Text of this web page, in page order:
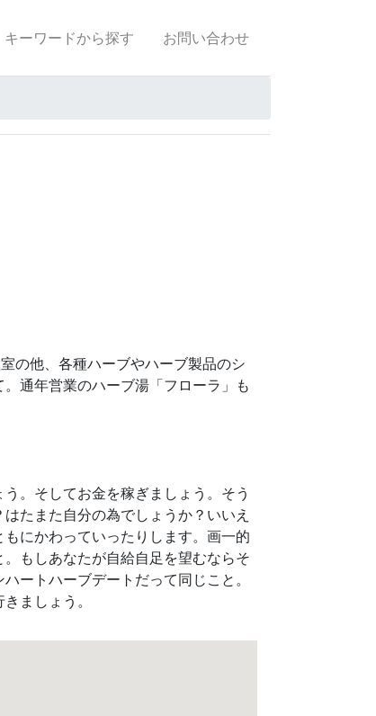
キーワードから探す お問い合わせ
の他、各種ハーブやハーブ製品のシ
通年営業のハーブ湯「フローラ」も
。そしてお金を稼ぎましょう。そう
たまた自分の為でしょうか？いいえ
にかわっていったりします。画一的
もしあなたが自給自足を望むならそ
ートハーブデートだって同じこと。
ましょう。